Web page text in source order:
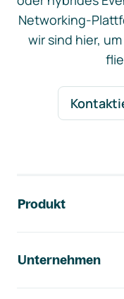
Networking-
wir sind hier,
Produkt
Unternehmen